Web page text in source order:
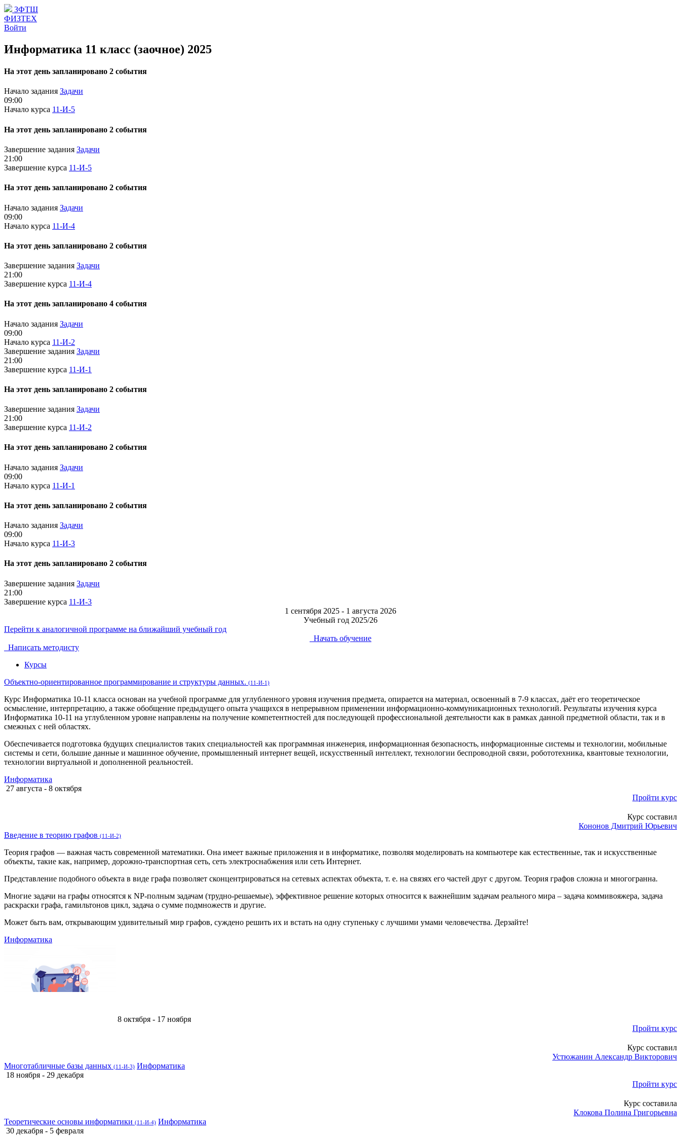
ЗФТШ
ФИЗТЕХ
Войти
Информатика 11 класс (заочное) 2025
На этот день запланировано 2 события
Начало задания Задачи
09:00
Начало курса 11-И-5
На этот день запланировано 2 события
Завершение задания Задачи
21:00
Завершение курса 11-И-5
На этот день запланировано 2 события
Начало задания Задачи
09:00
Начало курса 11-И-4
На этот день запланировано 2 события
Завершение задания Задачи
21:00
Завершение курса 11-И-4
На этот день запланировано 4 события
Начало задания Задачи
09:00
Начало курса 11-И-2
Завершение задания Задачи
21:00
Завершение курса 11-И-1
На этот день запланировано 2 события
Завершение задания Задачи
21:00
Завершение курса 11-И-2
На этот день запланировано 2 события
Начало задания Задачи
09:00
Начало курса 11-И-1
На этот день запланировано 2 события
Начало задания Задачи
09:00
Начало курса 11-И-3
На этот день запланировано 2 события
Завершение задания Задачи
21:00
Завершение курса 11-И-3
1 сентября 2025 - 1 августа 2026
Учебный год 2025/26
Перейти к аналогичной программе на ближайший учебный год
Начать обучение
Написать методисту
Курсы
Объектно-ориентированное программирование и структуры данных. (11-И-1)
Курс Информатика 10-11 класса основан на учебной программе для углубленного уровня изучения предмета, опирается на материал, освоенный в 7-9 классах, даёт его теоретическое
осмысление, интерпретацию, а также обобщение предыдущего опыта учащихся в непрерывном применении информационно-коммуникационных технологий. Результаты изучения курса
Информатика 10-11 на углубленном уровне направлены на получение компетентностей для последующей профессиональной деятельности как в рамках данной предметной области, так и в
смежных с ней областях.
Обеспечивается подготовка будущих специалистов таких специальностей как программная инженерия, информационная безопасность, информационные системы и технологии, мобильные
системы и сети, большие данные и машинное обучение, промышленный интернет вещей, искусственный интеллект, технологии беспроводной связи, робототехника, квантовые технологии,
технологии виртуальной и дополненной реальностей.
Информатика
27 августа - 8 октября
Пройти курс
Курс составил
Кононов Дмитрий Юрьевич
Введение в теорию графов (11-И-2)
Теория графов — важная часть современной математики. Она имеет важные приложения и в информатике, позволяя моделировать на компьютере как естественные, так и искусственные
объекты, такие как, например, дорожно-транспортная сеть, сеть электроснабжения или сеть Интернет.
Представление подобного объекта в виде графа позволяет сконцентрироваться на сетевых аспектах объекта, т. е. на связях его частей друг с другом. Теория графов сложна и многогранна.
Многие задачи на графы относятся к NP-полным задачам (трудно-решаемые), эффективное решение которых относится к важнейшим задачам реального мира – задача коммивояжера, задача
раскраски графа, гамильтонов цикл, задача о сумме подмножеств и другие.
Может быть вам, открывающим удивительный мир графов, суждено решить их и встать на одну ступеньку с лучшими умами человечества. Дерзайте!
Информатика
8 октября - 17 ноября
Пройти курс
Курс составил
Устюжанин Александр Викторович
Многотабличные базы данных (11-И-3) Информатика
18 ноября - 29 декабря
Пройти курс
Курс составила
Клокова Полина Григорьевна
Теоретические основы информатики (11-И-4) Информатика
30 декабря - 5 февраля